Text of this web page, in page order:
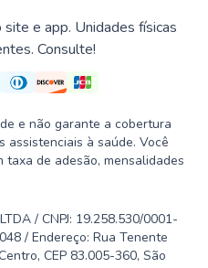
e app. Unidades físicas
Consulte!
e não garante a cobertura
assistenciais à saúde. Você
taxa de adesão, mensalidades
/ CNPJ: 19.258.530/0001-
/ Endereço: Rua Tenente
CEP 83.005-360, São